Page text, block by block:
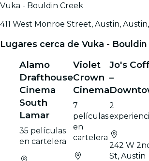
Vuka - Bouldin Creek
411 West Monroe Street, Austin,
Lugares cerca de Vuka - Bouldin
Alamo
Drafthouse
Cinema
South
Lamar
35 películas
en cartelera
Violet
Crown
Cinema
7
películas
en
cartelera
Jo's
–
2
242 W
St, Austin